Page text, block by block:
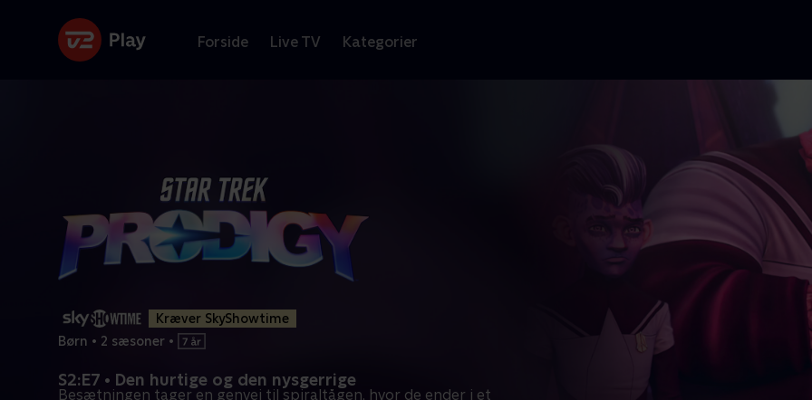
Forside Live TV Kategorier
Kræver SkyShowtime
Børn • 2 sæsoner •
S2:E7 • Den hurtige og den nysgerrige
Besætningen tager en genvej til spiraltågen, hvor de ender i et